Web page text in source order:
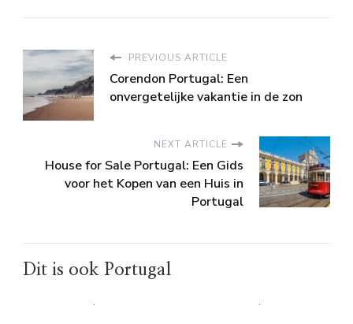
PREVIOUS ARTICLE
Corendon Portugal: Een
onvergetelijke vakantie in de zon
NEXT ARTICLE
House for Sale Portugal: Een Gids
voor het Kopen van een Huis in
Portugal
Dit is ook Portugal